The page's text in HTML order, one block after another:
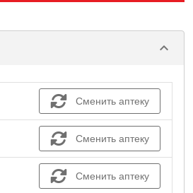
keyboard_arrow_down
Сменить аптеку
Сменить аптеку
Сменить аптеку